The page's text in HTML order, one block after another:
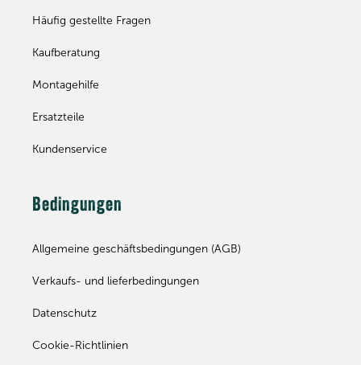
Häufig gestellte Fragen
Kaufberatung
Montagehilfe
Ersatzteile
Kundenservice
Bedingungen
Allgemeine geschäftsbedingungen (AGB)
Verkaufs- und lieferbedingungen
Datenschutz
Cookie-Richtlinien